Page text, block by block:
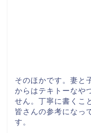
そのほかです。妻と
からはテキトーなや
せん。丁寧に書くこ
皆さんの参考になっ
す。